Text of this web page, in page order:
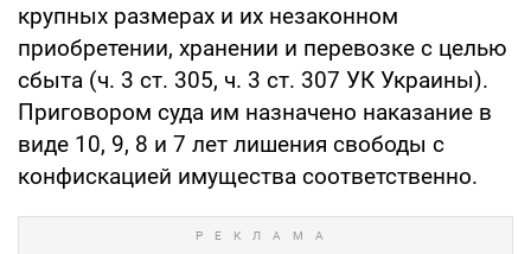
крупных размерах и их незаконном
приобретении, хранении и перевозке с целью
сбыта (ч. 3 ст. 305, ч. 3 ст. 307 УК Украины).
Приговором суда им назначено наказание в
виде 10, 9, 8 и 7 лет лишения свободы с
конфискацией имущества соответственно.